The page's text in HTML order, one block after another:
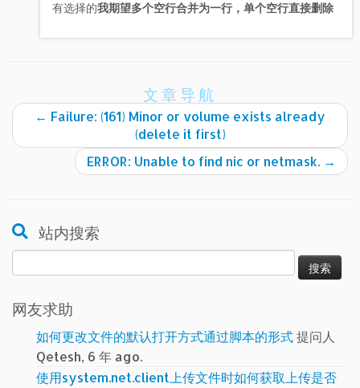
有选择的我期望多个空行合并为一行，单个空行直接删除
文章导航
← Failure: (161) Minor or volume exists already
(delete it first)
ERROR: Unable to find nic or netmask. →
站内搜索
索：
网友求助
如何更改文件的默认打开方式通过脚本的形式提问人
Qetesh, 6 年 ago.
使用system.net.client上传文件时如何获取上传是否